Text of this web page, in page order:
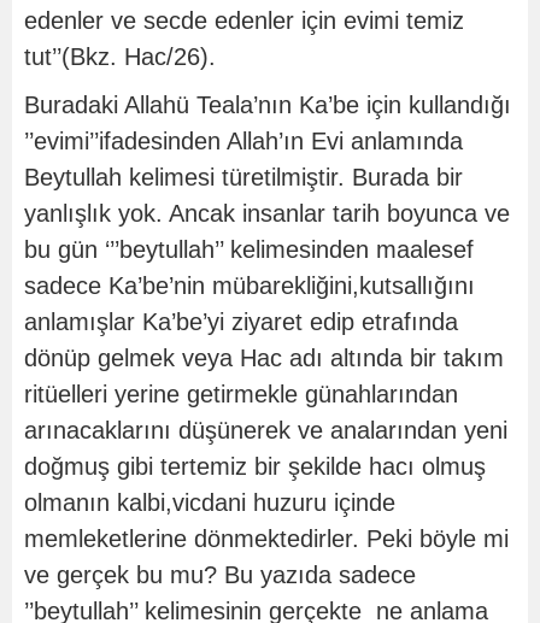
edenler ve secde edenler için evimi temiz
tut’’(Bkz. Hac/26).
Buradaki Allahü Teala’nın Ka’be için kullandığı
’’evimi’’ifadesinden Allah’ın Evi anlamında
Beytullah kelimesi türetilmiştir. Burada bir
yanlışlık yok. Ancak insanlar tarih boyunca ve
bu gün ‘’’beytullah’’ kelimesinden maalesef
sadece Ka’be’nin mübarekliğini,kutsallığını
anlamışlar Ka’be’yi ziyaret edip etrafında
dönüp gelmek veya Hac adı altında bir takım
ritüelleri yerine getirmekle günahlarından
arınacaklarını düşünerek ve analarından yeni
doğmuş gibi tertemiz bir şekilde hacı olmuş
olmanın kalbi,vicdani huzuru içinde
memleketlerine dönmektedirler. Peki böyle mi
ve gerçek bu mu? Bu yazıda sadece
’’beytullah’’ kelimesinin gerçekte ne anlama